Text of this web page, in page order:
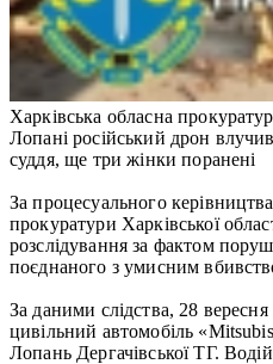
Харківська обласна
Лопані російський дрон
суддя, ще три жінки поранені
За процесуального
прокуратури Харківської
розслідування за фактом
поєднаного з умисним
За даними слідства, 28
цивільний автомобіль
Лопань Дергачівської ТГ.